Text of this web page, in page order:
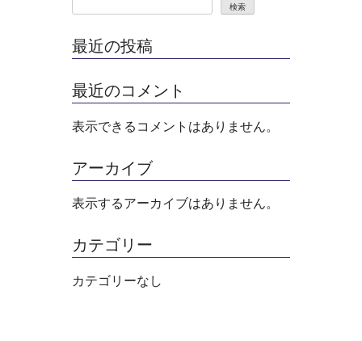
検索
最近の投稿
最近のコメント
表示できるコメントはありません。
アーカイブ
表示するアーカイブはありません。
カテゴリー
カテゴリーなし